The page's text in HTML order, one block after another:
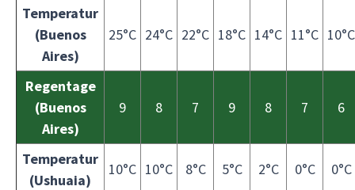
Temperatur
(Buenos
Aires)
25°C 24°C 22°C 18°C 14°C 11°C 10°C
Regentage
(Buenos
Aires)
9 8 7 9 8 7 6
Temperatur
(Ushuaia)
10°C 10°C 8°C 5°C 2°C 0°C 0°C